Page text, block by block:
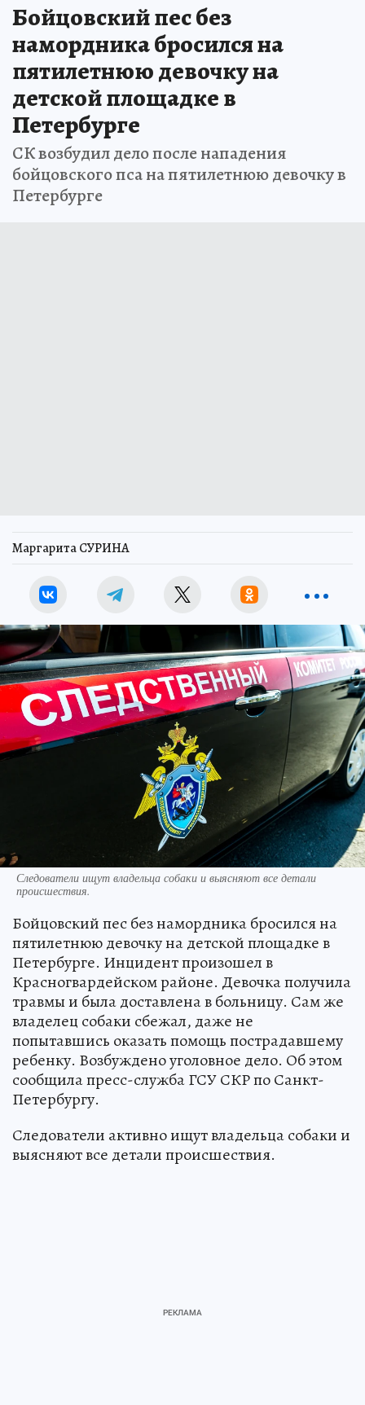
Бойцовский пес без
намордника бросился на
пятилетнюю девочку на
детской площадке в
Петербурге
СК возбудил дело после нападения
бойцовского пса на пятилетнюю девочку в
Петербурге
Маргарита СУРИНА
Следователи ищут владельца собаки и выясняют все детали
происшествия.
Бойцовский пес без намордника бросился на
пятилетнюю девочку на детской площадке в
Петербурге. Инцидент произошел в
Красногвардейском районе. Девочка получила
травмы и была доставлена в больницу. Сам же
владелец собаки сбежал, даже не
попытавшись оказать помощь пострадавшему
ребенку. Возбуждено уголовное дело. Об этом
сообщила пресс-служба ГСУ СКР по Санкт-
Петербургу.
Следователи активно ищут владельца собаки и
выясняют все детали происшествия.